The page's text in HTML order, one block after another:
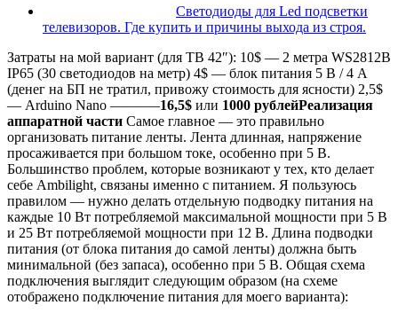
Светодиоды для Led подсветки
телевизоров. Где купить и причины выхода из строя.
Затраты на мой вариант (для ТВ 42″): 10$ — 2 метра WS2812B
IP65 (30 светодиодов на метр) 4$ — блок питания 5 В / 4 А
(денег на БП не тратил, привожу стоимость для ясности) 2,5$
— Arduino Nano ———–16,5$ или 1000 рублейРеализация
аппаратной части Самое главное — это правильно
организовать питание ленты. Лента длинная, напряжение
просаживается при большом токе, особенно при 5 В.
Большинство проблем, которые возникают у тех, кто делает
себе Ambilight, связаны именно с питанием. Я пользуюсь
правилом — нужно делать отдельную подводку питания на
каждые 10 Вт потребляемой максимальной мощности при 5 В
и 25 Вт потребляемой мощности при 12 В. Длина подводки
питания (от блока питания до самой ленты) должна быть
минимальной (без запаса), особенно при 5 В. Общая схема
подключения выглядит следующим образом (на схеме
отображено подключение питания для моего варианта):